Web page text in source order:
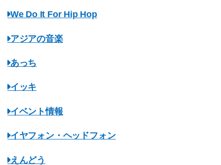
We Do It For Hip Hop
アジアの音楽
あっち
イッキ
イベント情報
イヤフォン・ヘッドフォン
えんどう